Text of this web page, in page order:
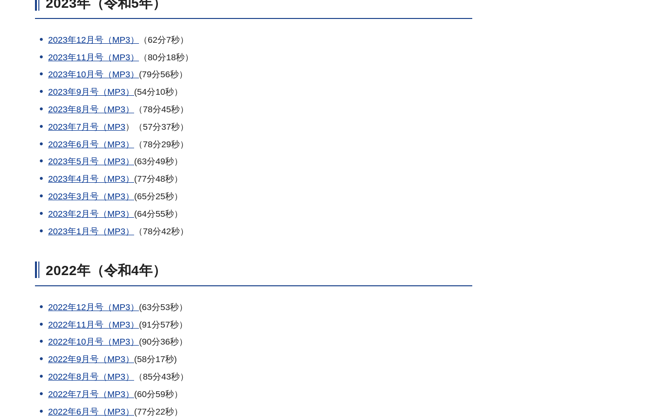
2023年（令和5年）
2023年12月号（MP3）
（62分7秒）
2023年11月号（MP3）
（80分18秒）
2023年10月号（MP3） (79分56秒）
2023年9月号（MP3） (54分10秒）
2023年8月号（MP3）
（78分45秒）
2023年7月号（MP3）（57分37秒）
2023年6月号（MP3）
（78分29秒）
2023年5月号（MP3） (63分49秒）
2023年4月号（MP3） (77分48秒）
2023年3月号（MP3） (65分25秒）
2023年2月号（MP3） (64分55秒）
2023年1月号（MP3）
（78分42秒）
2022年（令和4年）
2022年12月号（MP3） (63分53秒）
2022年11月号（MP3） (91分57秒）
2022年10月号（MP3） (90分36秒）
2022年9月号（MP3） (58分17秒)
2022年8月号（MP3）
（85分43秒）
2022年7月号（MP3） (60分59秒）
2022年6月号（MP3） (77分22秒）